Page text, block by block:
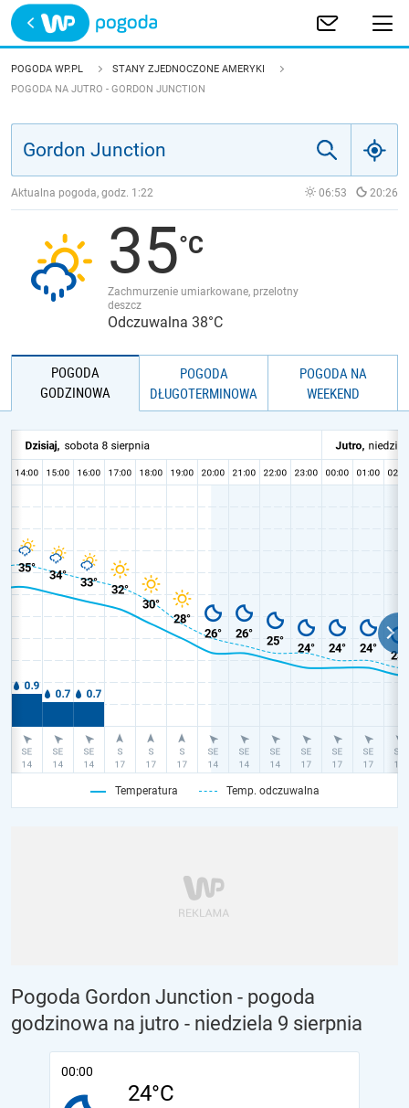
Trwa ładowanie
POLSKA
JAKOŚĆ POWIETRZA
POGODA WP.PL
STANY ZJEDNOCZONE AMERYKI
POGODA NA JUTRO - GORDON JUNCTION
Aktualna pogoda, godz. 1:22 06:53 20:26
35
Zachmurzenie umiarkowane, przelotny
deszcz
Odczuwalna 38°C
POGODA
GODZINOWA
POGODA
DŁUGOTERMINOWA
POGODA NA
WEEKEND
Temperatura Temp. odczuwalna
Pogoda Gordon Junction - pogoda
godzinowa na jutro - niedziela 9 sierpnia
00:00
24°C